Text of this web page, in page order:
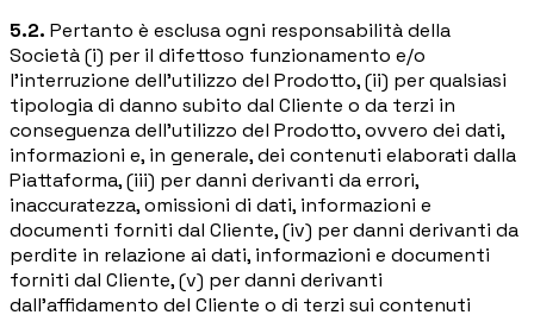
5.2. Pertanto è esclusa ogni responsabilità della
Società (i) per il difettoso funzionamento e/o
l'interruzione dell'utilizzo del Prodotto, (ii) per qualsiasi
tipologia di danno subito dal Cliente o da terzi in
conseguenza dell'utilizzo del Prodotto, ovvero dei dati,
informazioni e, in generale, dei contenuti elaborati dalla
Piattaforma, (iii) per danni derivanti da errori,
inaccuratezza, omissioni di dati, informazioni e
documenti forniti dal Cliente, (iv) per danni derivanti da
perdite in relazione ai dati, informazioni e documenti
forniti dal Cliente, (v) per danni derivanti
dall'affidamento del Cliente o di terzi sui contenuti